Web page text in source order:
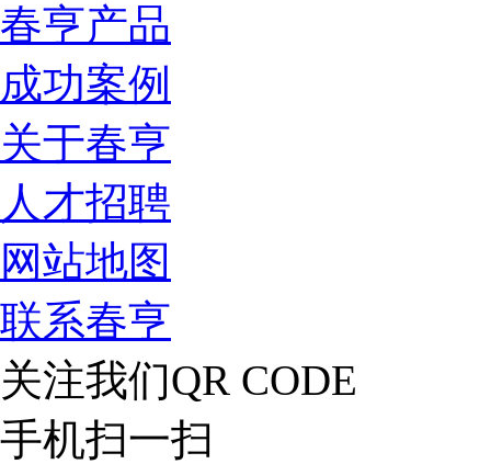
春亨产品
成功案例
关于春亨
人才招聘
网站地图
联系春亨
关注我们QR CODE
手机扫一扫